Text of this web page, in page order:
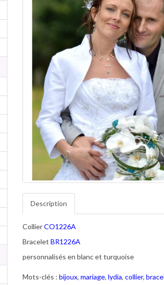
Description
CollierCO1226A
Bracelet BR1226A
personnalisés en blanc et turquoise
Mots-clés : bijoux, mariage, lydia, collier,